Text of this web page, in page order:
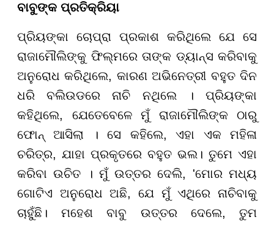
ବାବୁଙ୍କ ପ୍ରତିକ୍ରିୟା
ପ୍ରିୟଙ୍କା ଚୋପ୍ରା ପ୍ରକାଶ କରିଥିଲେ ଯେ ସେ
ରାଜାମୌଲିଙ୍କୁ ଫିଲ୍ମରେ ତାଙ୍କ ଡ୍ୟାନ୍ସ କରିବାକୁ
ଅନୁରୋଧ କରିଥିଲେ, କାରଣ ଅଭିନେତ୍ରୀ ବହୁତ ଦିନ
ଧରି ବଲିଉଡରେ ନାଚି ନଥିଲେ । ପ୍ରିୟଙ୍କା
କହିଥିଲେ, ଯେତେବେଳେ ମୁଁ ରାଜାମୌଲିଙ୍କ ଠାରୁ
ଫୋନ୍ ଆସିଲା । ସେ କହିଲେ, ଏହା ଏକ ମହିଳା
ଚରିତ୍ର, ଯାହା ପ୍ରକୃତରେ ବହୁତ ଭଲ। ତୁମେ ଏହା
କରିବା ଉଚିତ । ମୁଁ ଉତ୍ତର ଦେଲି, 'ମୋର ମଧ୍ୟ
ଗୋଟିଏ ଅନୁରୋଧ ଅଛି, ଯେ ମୁଁ ଏଥିରେ ନାଚିବାକୁ
ଚାହୁଁଛି। ମହେଶ ବାବୁ ଉତ୍ତର ଦେଲେ, ତୁମ